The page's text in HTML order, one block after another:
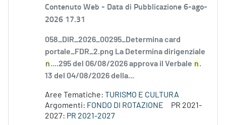
Contenuto Web - Data di Pubblicazione 6-ago-
2026 17.31
058_DIR_2026_00295_Determina card
portale_FDR_2.png La Determina dirigenziale
n....295 del 06/08/2026 approva il Verbale n.
13 del 04/08/2026 della...
Aree Tematiche: TURISMO E CULTURA
Argomenti: FONDO DI ROTAZIONE
PR 2021-
2027: PR 2021-2027